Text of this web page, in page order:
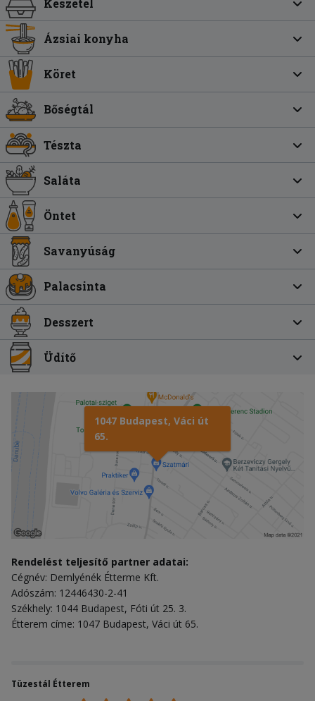
Készétel
Ázsiai konyha
Köret
Bőségtál
Tészta
Saláta
Öntet
Savanyúság
Palacsinta
Desszert
Üdítő
1047 Budapest, Váci út
65.
Rendelést teljesítő partner adatai:
Cégnév: Demlyénék Étterme Kft.
Adószám: 12446430-2-41
Székhely: 1044 Budapest, Fóti út 25. 3.
Étterem címe: 1047 Budapest, Váci út 65.
Tüzestál Étterem